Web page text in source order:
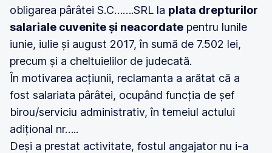
obligarea pârâtei S.C…….SRL la plata drepturilor
salariale cuvenite și neacordate pentru lunile
iunie, iulie și august 2017, în sumă de 7.502 lei,
precum și a cheltuielilor de judecată.
În motivarea acțiunii, reclamanta a arătat că a
fost salariata pârâtei, ocupând funcția de șef
birou/serviciu administrativ, în temeiul actului
adițional nr…..
Deși a prestat activitate, fostul angajator nu i-a